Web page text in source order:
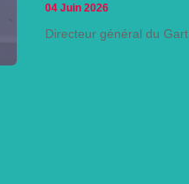
04 Juin 2026
Directeur général du Gart